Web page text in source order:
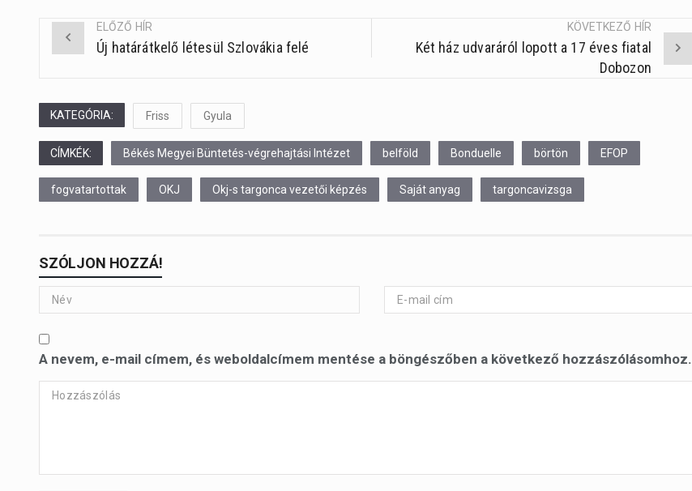
Post
navigation
ELŐZŐ HÍR
Új határátkelő létesül Szlovákia felé
KÖVETKEZŐ HÍR
Két ház udvaráról lopott a 17 éves fiatal
Dobozon
KATEGÓRIA: Friss Gyula
CÍMKÉK: Békés Megyei Büntetés-végrehajtási Intézet belföld Bonduelle börtön EFOP
fogvatartottak OKJ Okj-s targonca vezetői képzés Saját anyag targoncavizsga
SZÓLJON HOZZÁ!
A nevem, e-mail címem, és weboldalcímem mentése a böngészőben a következő hozzászólásomhoz.